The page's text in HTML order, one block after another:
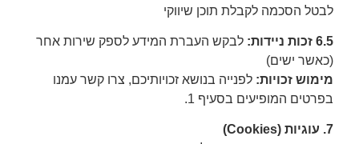
לבטל הסכמה לקבלת תוכן שיווקי
6.5 זכות ניידות:
לבקש העברת המידע לספק שירות אחר
(כאשר ישים)
מימוש זכויות: לפנייה בנושא זכויותיכם, צרו קשר עמנו
בפרטים המופיעים בסעיף 1.
7. עוגיות (Cookies)